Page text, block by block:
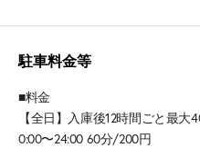
駐車料金等
■料金
【全日】入庫後12時間ごと最
0:00〜24:00 60分/200円